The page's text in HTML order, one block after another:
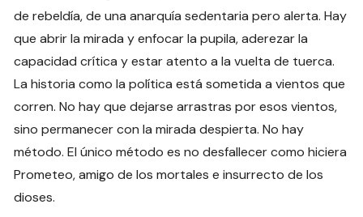
de rebeldía, de una anarquía sedentaria pero alerta. Hay
que abrir la mirada y enfocar la pupila, aderezar la
capacidad crítica y estar atento a la vuelta de tuerca.
La historia como la política está sometida a vientos que
corren. No hay que dejarse arrastras por esos vientos,
sino permanecer con la mirada despierta. No hay
método. El único método es no desfallecer como hiciera
Prometeo, amigo de los mortales e insurrecto de los
dioses.